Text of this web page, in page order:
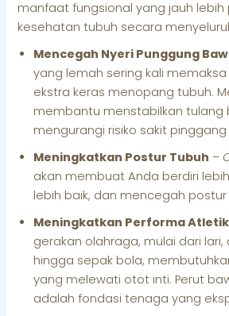
manfaat fungsional yang jauh
kesehatan tubuh secara
Mencegah Nyeri Punggung
yang lemah sering kali
ekstra keras menopang tubuh.
membantu menstabilkan tulang
mengurangi risiko sakit
Meningkatkan Postur Tubuh –
akan membuat Anda berdiri
lebih baik, dan mencegah postur
Meningkatkan Performa Atletik
gerakan olahraga, mulai dari
hingga sepak bola,
yang melewati otot inti. Perut
adalah fondasi tenaga yang